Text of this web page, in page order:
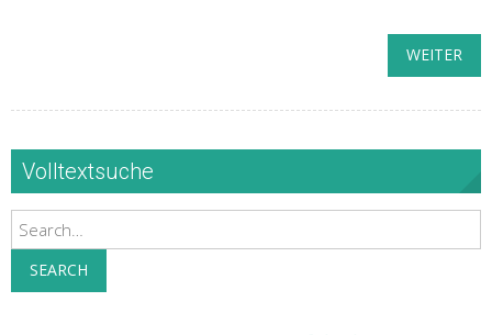
WEITER
Volltextsuche
Search
SEARCH